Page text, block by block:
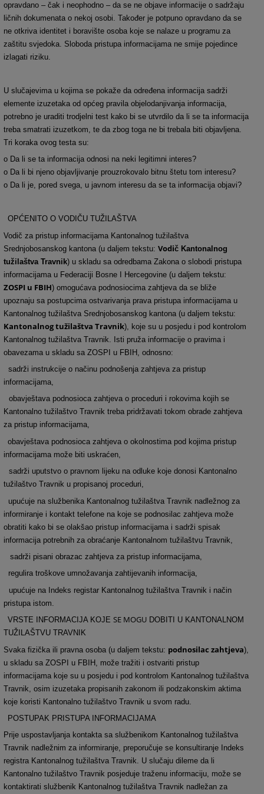
opravdano – čak i neophodno – da se ne objave informacije o sadržaju
ličnih dokumenata o nekoj osobi. Također je potpuno opravdano da se
ne otkriva identitet i boravište osoba koje se nalaze u programu za
zaštitu svjedoka. Sloboda pristupa informacijama ne smije pojedince
izlagati riziku.
U slučajevima u kojima se pokaže da određena informacija sadrži
elemente izuzetaka od općeg pravila objelodanjivanja informacija,
potrebno je uraditi trodjelni test kako bi se utvrdilo da li se ta informacija
treba smatrati izuzetkom, te da zbog toga ne bi trebala biti objavljena.
Tri koraka ovog testa su:
o Da li se ta informacija odnosi na neki legitimni interes?
o Da li bi njeno objavljivanje prouzrokovalo bitnu štetu tom interesu?
o Da li je, pored svega, u javnom interesu da se ta informacija objavi?
OPĆENITO O VODIČU TUŽILAŠTVA
Vodičza pristup informacijama Kantonalnog tužilaštva
Srednjobosanskog kantona (u daljem tekstu:Vodič Kantonalnog
tužilaštva Travnik) u skladu sa odredbama Zakona o slobodi pristupa
informacijama u Federaciji Bosne I Hercegovine (u daljem tekstu:
ZOSPI u FBIH) omogućava podnosiocima zahtjeva da se bliže
upoznaju sa postupcima ostvarivanja prava pristupa informacijama u
Kantonalnog tužilaštva Srednjobosanskog kantona (u daljem tekstu:
Kantonalnog tužilaštva Travnik), koje su u posjedu i pod kontrolom
Kantonalnog tužilaštva Travnik. Isti pruža informacije o pravima i
obavezama u skladu sa ZOSPI u FBIH, odnosno:
sadrži instrukcije o načinu podnošenja zahtjeva za pristup
informacijama,
obavještava podnosioca zahtjeva o proceduri i rokovima kojih se
Kantonalno tužilaštvo Travnik treba pridržavati tokom obrade zahtjeva
za pristup informacijama,
obavještava podnosioca zahtjeva o okolnostima pod kojima pristup
informacijama može biti uskraćen,
sadrži uputstvo o pravnom lijeku na odluke koje donosi Kantonalno
tužilaštvo Travnik u propisanoj proceduri,
upućuje na službenika Kantonalnog tužilaštva Travnik nadležnog za
informiranje i kontakt telefone na koje se podnosilac zahtjeva može
obratiti kako bi se olakšao pristup informacijama i sadrži spisak
informacija potrebnih za obraćanje Kantonalnom tužilaštvu Travnik,
sadrži pisani obrazac zahtjeva za pristup informacijama,
regulira troškove umnožavanja zahtijevanih informacija,
upućuje na Indeks registar Kantonalnog tužilaštva Travnik i način
pristupa istom.
VRSTE INFORMACIJA KOJESE MOGU DOBITI U KANTONALNOM
TUŽILAŠTVU TRAVNIK
Svaka fizička ili pravna osoba (u daljem tekstu: podnosilac zahtjeva),
u skladu sa ZOSPI u FBIH, može tražiti i ostvariti pristup
informacijama koje su u posjedu i pod kontrolom Kantonalnog tužilaštva
Travnik, osim izuzetaka propisanih zakonom ili podzakonskim aktima
koje koristi Kantonalno tužilaštvo Travnik u svom radu.
POSTUPAK PRISTUPA INFORMACIJAMA
Prije uspostavljanja kontakta sa službenikom Kantonalnog tužilaštva
Travnik nadležnim za informiranje, preporučuje se konsultiranje Indeks
registra Kantonalnog tužilaštva Travnik. U slučaju dileme da li
Kantonalno tužilaštvo Travnik posjeduje traženu informaciju, može se
kontaktirati službenik Kantonalnog tužilaštva Travnik nadležan za